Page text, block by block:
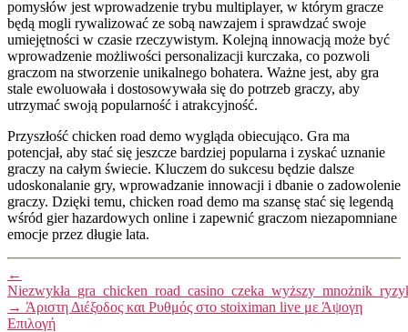
pomysłów jest wprowadzenie trybu multiplayer, w którym gracze
będą mogli rywalizować ze sobą nawzajem i sprawdzać swoje
umiejętności w czasie rzeczywistym. Kolejną innowacją może być
wprowadzenie możliwości personalizacji kurczaka, co pozwoli
graczom na stworzenie unikalnego bohatera. Ważne jest, aby gra
stale ewoluowała i dostosowywała się do potrzeb graczy, aby
utrzymać swoją popularność i atrakcyjność.
Przyszłość chicken road demo wygląda obiecująco. Gra ma
potencjał, aby stać się jeszcze bardziej popularna i zyskać uznanie
graczy na całym świecie. Kluczem do sukcesu będzie dalsze
udoskonalanie gry, wprowadzanie innowacji i dbanie o zadowolenie
graczy. Dzięki temu, chicken road demo ma szansę stać się legendą
wśród gier hazardowych online i zapewnić graczom niezapomniane
emocje przez długie lata.
←
→ Άριστη Διέξοδος και Ρυθμός στο stoiximan live με Άψογη
Επιλογή